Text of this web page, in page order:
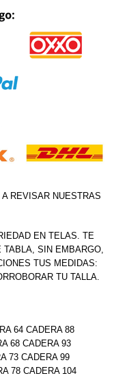
REVISAR NUESTRAS
EN TELAS. TE
TABLA, SIN EMBARGO,
TUS MEDIDAS:
TU TALLA.
64 CADERA 88
68 CADERA 93
73 CADERA 99
78 CADERA 104